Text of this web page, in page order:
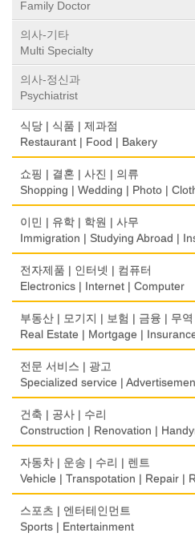
Family Doctor
의사-기타
Multi Specialty
의사-정신과
Psychiatrist
식당 | 식품 | 제과점
Restaurant | Food | Bakery
농장
Farm
떡집/방앗간
Rice Cake
생선가게
Fish Market
Restaurant
식당장비
Food Equipment
식품점
Korean Food
Food Manufacturing
와인제조
Wine Maker
정육점
쇼핑 | 결혼 | 사진 | 의류
Shopping | Wedding | Photo |
한복집
Korean Costume
유리/거울/액자
Glass/Mirror/Frame
Children's Ware
Wedding
인터넷 쇼핑
Internet Shopping
결혼상담
Marriage Consulting
Florist
이민 | 유학 | 학원 | 사무
Immigration | Studying Abroad |
이민/유학
Immigration/Studying Abroad
사무기기
Office Equipment
Stationery/Office Equipment
Book Store
운전학원
Driving School
한글학교
Korean Language School
전자제품 | 인터넷 | 컴퓨터
Electronics | Internet | Computer
금전등록기
Cash Register
인터넷 서비스/까페
Internet Service/Cafe
전자제품 판매/수리
Electronic Goods Sales/Repair
Telephone/Communication Service
컴퓨터 판매/수리
Computer Sales/Repair
부동산 | 모기지 | 보험 | 금융 | 무역
Real Estate | Mortgage |
도매
Wholesale
모기지
Mortgage
International Trade
Insurance/Investment/Finance
전문 서비스 | 광고
Specialized service |
광고/그래픽 디자인
Advertising/Graphic Design
광고 에이전트
Advertising Agency
경보/도난방지
Alarm/Security System
건축 | 공사 | 수리
Construction | Renovation |
건축시공/개조
Construction/Home Renovation
건축설계사
Architect
자동차 | 운송 | 수리 | 렌트
Vehicle | Transpotation | Repair |
운송/통관/이삿짐
Transportation/Moving
스포츠 | 엔터테인먼트
Sports | Entertainment